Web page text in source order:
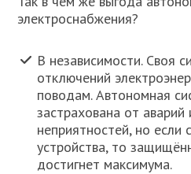
электроснабжения?
В независимости. Своя
отключений
поводам. Автономная
застрахована от аварий
неприятностей, но
устройства, то
достигнет максимума.